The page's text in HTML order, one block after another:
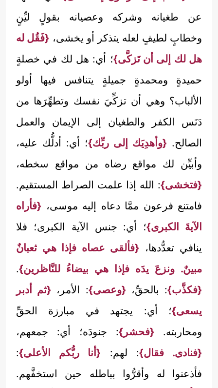
عن طغيانه وشركه وعصيانه بقولٍ ليِّنٍ
وخطابٍ لطيفٍ لعله يتذكر أو يخشى، {فَقُل له
هل لك إلى أن تَزكَّى}؛ أي: هل لك في خصلةٍ
حميدةٍ ومحمدةٍ جميلةٍ يتنافس فيها أولو
الألباب؟ وهي أن تزكِّيَ نفسك وتطهِّرَها من
دَنَس الكفر والطغيان إلى الإيمان والعمل
الصالح. {وأهدِيَك إلى ربِّك}؛ أي: أدلُّك عليه،
وأبيِّن لك مواقع رضاه من مواقع سخطه،
{فتخشى}: الله إذا علمت الصراط المستقيم.
فامتنع فرعون ممَّا دعاه إليه موسى، {فأراه
الآيةَ الكبرى}؛ أي: جنس الآية الكبرى؛ فلا
ينافي تعدُّدها، {فألقى عصاه فإذا هي ثعبانٌ
مبينٌ. ونزعَ يدَه فإذا هي بيضاءُ للنَّاظرين}.
{فكذَّب}: بالحقِّ، {وعصى}: الأمر، {ثم أدبر
يسعى}؛ أي: يجتهد في مبارزة الحقِّ
ومحاربته. {فحشر}: جنودَه؛ أي: جمعهم،
{فنادى. فقال}: لهم: {أنا ربُّكم الأعلى}:
فأذعنوا له وأقرُّوا بباطله حين استخفَّهم.